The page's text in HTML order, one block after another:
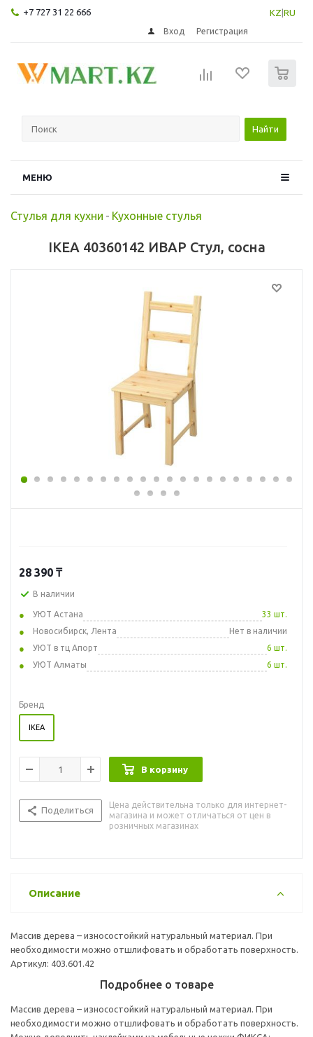
+7 727 31 22 666 KZ RU
Вход Регистрация
Найти
МЕНЮ
Стулья для кухни - Кухонные стулья
IKEA 40360142 ИВАР Стул, сосна
28 390 ₸
В наличии
УЮТ Астана
33 шт.
Новосибирск, Лента
Нет в наличии
УЮТ в тц Апорт
6 шт.
УЮТ Алматы
6 шт.
Бренд
IKEA
В корзину
Поделиться
Цена действительна только для интернет-
магазина и может отличаться от цен в
розничных магазинах
Описание
Массив дерева – износостойкий натуральный материал. При
необходимости можно отшлифовать и обработать поверхность.
Артикул: 403.601.42
Подробнее о товаре
Массив дерева – износостойкий натуральный материал. При
необходимости можно отшлифовать и обработать поверхность.